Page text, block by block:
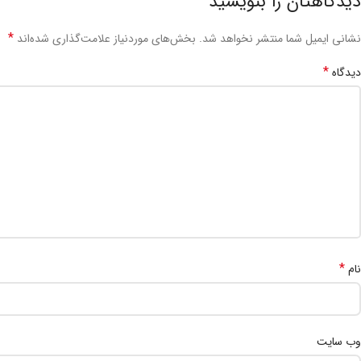
نشانی ایمیل شما منتشر نخواهد شد. بخش‌های موردنیاز علامت‌گذاری شده‌اند *
دیدگاه*
نام*
وب‌ سایت